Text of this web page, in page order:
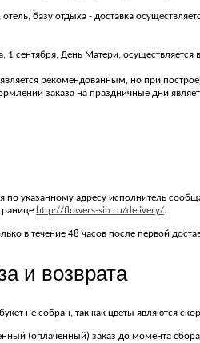
отель, базу отдыха - доставка
сентября, День Матери,
рекомендованным, но при
заказа на праздничные дни
по указанному адресу исполнитель
http://flowers-sib.ru/delivery/.
в течение 48 часов после первой
и возврата
не собран, так как цветы являются
(оплаченный) заказ до момента